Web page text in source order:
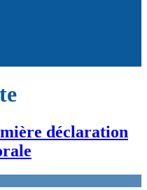
déclaration